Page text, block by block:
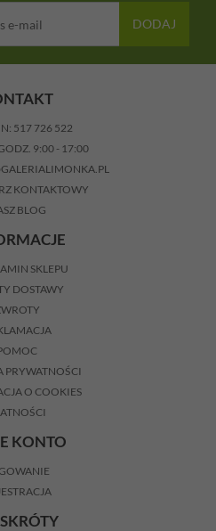
DODAJ
517 726 522
9:00 - 17:00
KONTAKTOWY
BLOG
SKLEPU
DOSTAWY
PRYWATNOŚCI
O COOKIES
KONTO